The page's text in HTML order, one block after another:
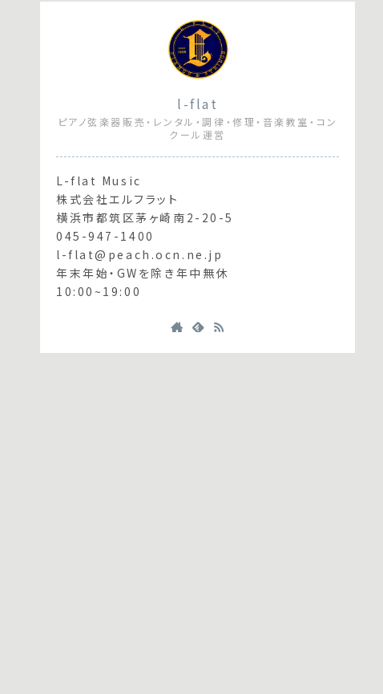
l-flat
ピアノ弦楽器販売・レンタル・調律・修理・音楽教室・コン
クール運営
L-flat Music
株式会社エルフラット
横浜市都筑区茅ヶ崎南2-20-5
045-947-1400
l-flat@peach.ocn.ne.jp
年末年始・GWを除き年中無休
10:00~19:00